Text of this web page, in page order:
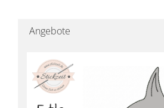
Angebote